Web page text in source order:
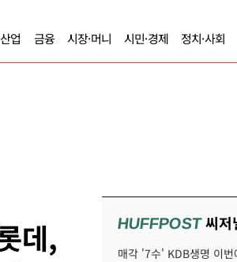
업 금융 시장·머니 시민·경제 정치·사회
데,
HUFFPOST씨저
매각 '7수' KDB생명 이